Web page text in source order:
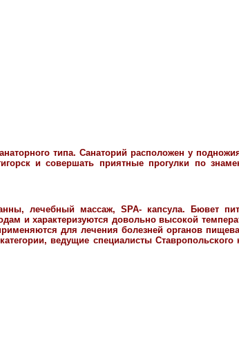
типа. Санаторий расположен у
и совершать приятные прогулки по
лечебный массаж, SPA- капсула. Бювет
и характеризуются довольно высокой
для лечения болезней органов
ведущие специалисты Ставропольского